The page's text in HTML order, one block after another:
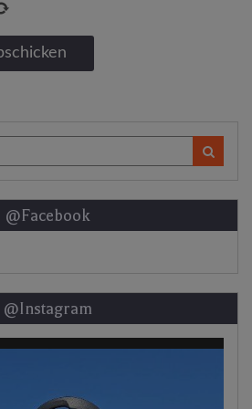
@Facebook
@Instagram